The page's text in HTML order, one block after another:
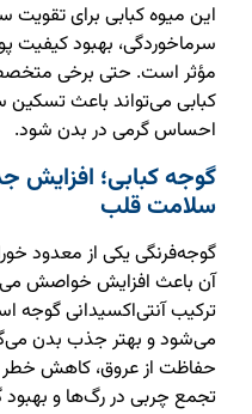
این میوه کبابی برای
سرماخوردگی، بهبود
مؤثر است. حتی برخی
کبابی می‌تواند باعث
احساس گرمی در بدن شود.
گوجه کبابی؛ افزایش
سلامت قلب
گوجه‌فرنگی یکی از معدود
آن باعث افزایش خواصش
ترکیب آنتی‌اکسیدانی گوجه
می‌شود و بهتر جذب بدن
حفاظت از عروق، کاهش خطر
تجمع چربی در رگ‌ها و